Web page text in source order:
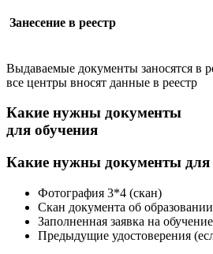
Занесение в реестр
Выдаваемые документы заносятся
все центры вносят данные в реестр
Какие нужны документы
для обучения
Какие нужны документы для
Фотография 3*4 (скан)
Скан документа об образовании
Заполненная заявка на обучение
Предыдущие удостоверения